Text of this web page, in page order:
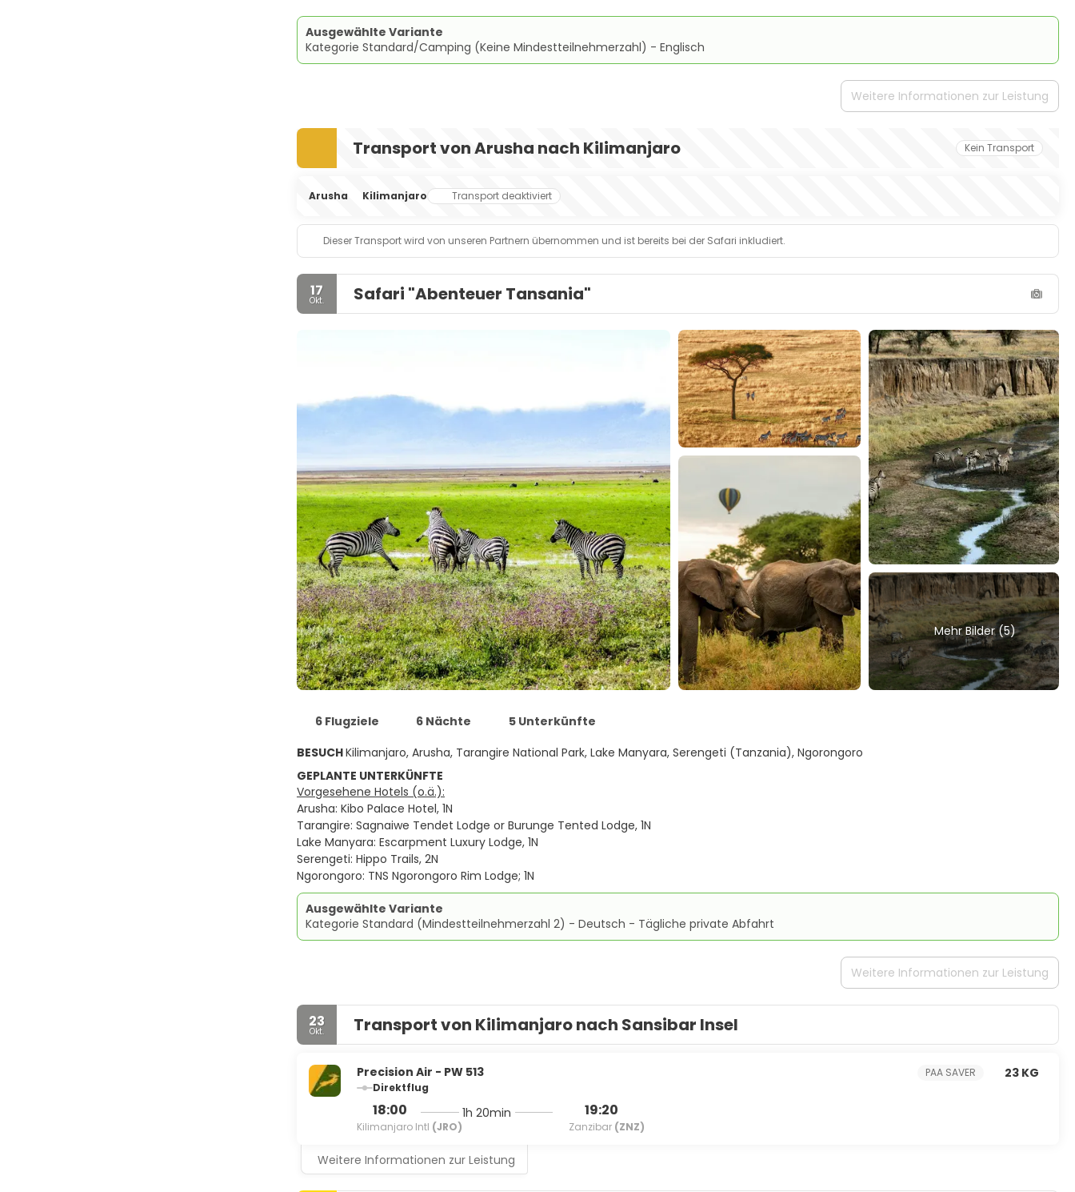
Ausgewählte Variante
Kategorie Standard/Camping (Keine Mindestteilnehmerzahl) - Englisch
Weitere Informationen zur Leistung
Transport von Arusha nach Kilimanjaro Kein Transport
Arusha Kilimanjaro Transport deaktiviert
Dieser Transport wird von unseren Partnern übernommen und ist bereits bei der Safari inkludiert.
17
Okt. Safari "Abenteuer Tansania"
Mehr Bilder (5)
6 Flugziele 6 Nächte
5 Unterkünfte
BESUCHKilimanjaro, Arusha, Tarangire National Park, Lake Manyara, Serengeti (Tanzania), Ngorongoro
GEPLANTE UNTERKÜNFTE
Vorgesehene Hotels (o.ä.):
Arusha: Kibo Palace Hotel, 1N
Tarangire: Sagnaiwe Tendet Lodge or Burunge Tented Lodge, 1N
Lake Manyara: Escarpment Luxury Lodge, 1N
Serengeti: Hippo Trails, 2N
Ngorongoro: TNS Ngorongoro Rim Lodge; 1N
Ausgewählte Variante
Kategorie Standard (Mindestteilnehmerzahl 2) - Deutsch - Tägliche private Abfahrt
Weitere Informationen zur Leistung
23
Okt. Transport von Kilimanjaro nach Sansibar Insel
Precision Air - PW 513
Direktflug
18:00
Kilimanjaro Intl (JRO)
1h 20min 19:20
Zanzibar (ZNZ)
PAA SAVER 23 KG
Weitere Informationen zur Leistung